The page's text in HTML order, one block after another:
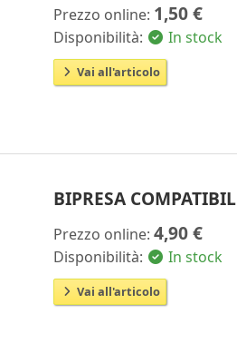
Prezzo online: 1,50 €
Disponibilità: In stock
Vai all'articolo
BIPRESA
Prezzo online:4,90 €
Disponibilità: In stock
Vai all'articolo